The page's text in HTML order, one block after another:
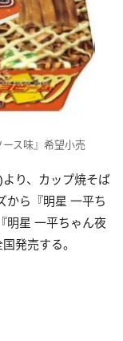
ース味』希望小売
り、カップ焼そば
から『明星 一平ち
明星 一平ちゃん夜
発売する。